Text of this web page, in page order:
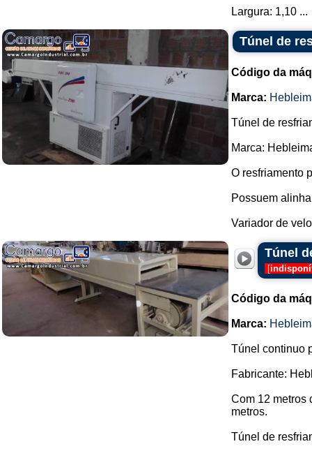
Largura: 1,10 ...
Túnel de
Código da
Marca:
Túnel de
Marca:
O resfriamento
Possuem
Variador de
Túnel
[
Código da
Marca:
Túnel continuo
Fabricante:
Com 12 metros
metros.
Túnel de